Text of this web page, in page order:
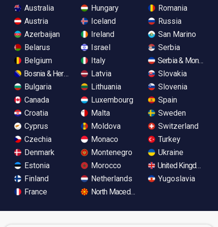
Australia
Austria
Azerbaijan
Belarus
Belgium
Bosnia & Herzegovina
Bulgaria
Canada
Croatia
Cyprus
Czechia
Denmark
Estonia
Finland
France
Hungary
Iceland
Ireland
Israel
Italy
Latvia
Lithuania
Luxembourg
Malta
Moldova
Monaco
Montenegro
Morocco
Netherlands
North Macedonia
Romania
Russia
San Marino
Serbia
Serbia &
Slovakia
Slovenia
Spain
Sweden
Switzerland
Turkey
Ukraine
United Kingdom
Yugoslavia